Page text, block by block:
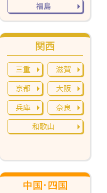
中国･四国
関西
三重
滋賀
京都
大阪
兵庫
奈良
和歌山
福島